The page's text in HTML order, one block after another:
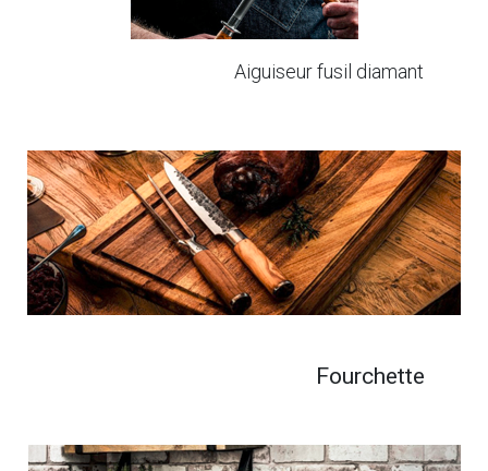
Aiguiseur fusil diamant
Fourchette